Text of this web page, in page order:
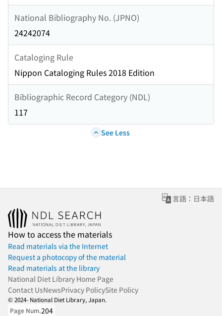
National Bibliography No. (JPNO)
24242074
Cataloging Rule
Nippon Cataloging Rules 2018 Edition
Bibliographic Record Category (NDL)
117
See Less
言語：日本語
How to access the materials
Read materials via the Internet
Request a photocopy of the material
Read materials at the library
National Diet Library Home Page
Contact UsNewsPrivacy PolicySite Policy
© 2024- National Diet Library, Japan.
Page Num.204